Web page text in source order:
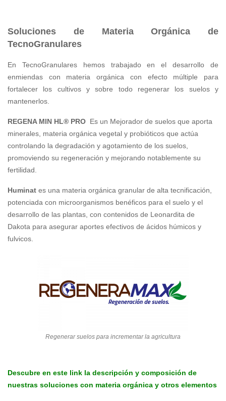
Soluciones de Materia Orgánica de
TecnoGranulares
En TecnoGranulares hemos trabajado en el desarrollo de
enmiendas con materia orgánica con efecto múltiple para
fortalecer los cultivos y sobre todo regenerar los suelos y
mantenerlos.
REGENA MIN HL® PRO Es un Mejorador de suelos que aporta
minerales, materia orgánica vegetal y probióticos que actúa
controlando la degradación y agotamiento de los suelos,
promoviendo su regeneración y mejorando notablemente su
fertilidad.
Huminat es una materia orgánica granular de alta tecnificación,
potenciada con microorganismos benéficos para el suelo y el
desarrollo de las plantas, con contenidos de Leonardita de
Dakota para asegurar aportes efectivos de ácidos húmicos y
fulvicos.
Regenerar suelos para incrementar la agricultura
Descubre en este link la descripción y composición de
nuestras soluciones con materia orgánica y otros elementos